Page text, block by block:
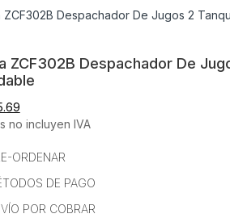
ZCF302B Despachador De Jugos 2
ZCF302B Despachador De
no incluyen IVA
ORDENAR
DE PAGO
POR COBRAR